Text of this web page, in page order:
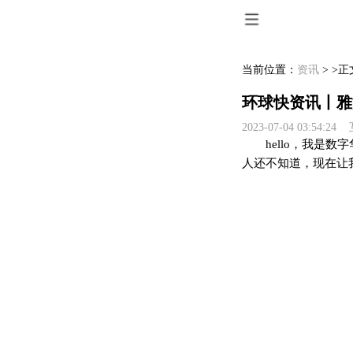
当前位置： 资讯 > >正
环球快资讯丨
2023-07-04 03:54:24
hello，我是数
人还不知道，现在